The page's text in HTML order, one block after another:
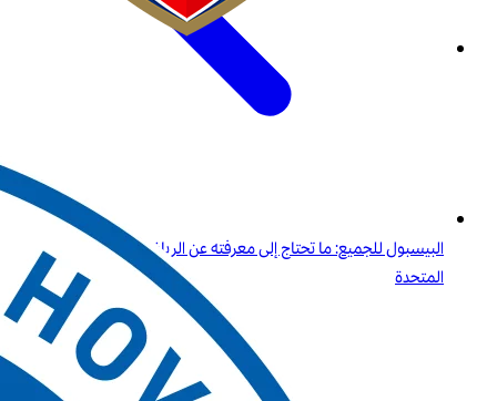
البيسبول للجميع: ما تحتاج إلى معرفته عن الرياضة الأولى في الولايات
المتحدة